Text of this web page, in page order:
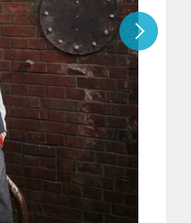
『アイ＝ラブ！げーみんぐ』＝LOV
E齋藤樹愛羅＆佐々木舞香SPインタ
ビュー